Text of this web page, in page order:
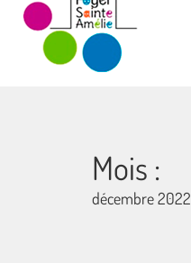
Mois :
décembre 2022